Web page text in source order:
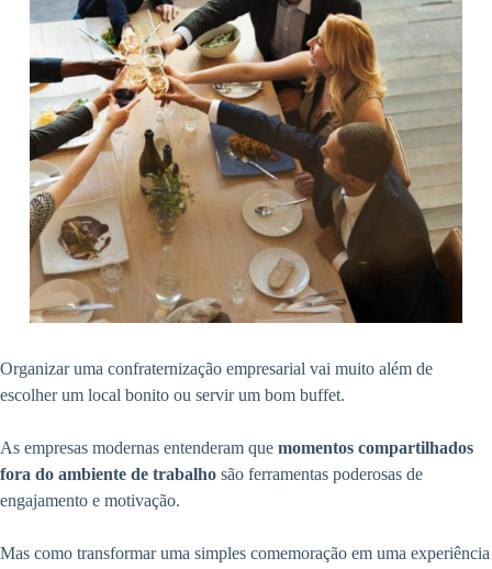
Organizar uma confraternização empresarial vai muito além de
escolher um local bonito ou servir um bom buffet.
As empresas modernas entenderam que momentos compartilhados
fora do ambiente de trabalho são ferramentas poderosas de
engajamento e motivação.
Mas como transformar uma simples comemoração em uma experiência